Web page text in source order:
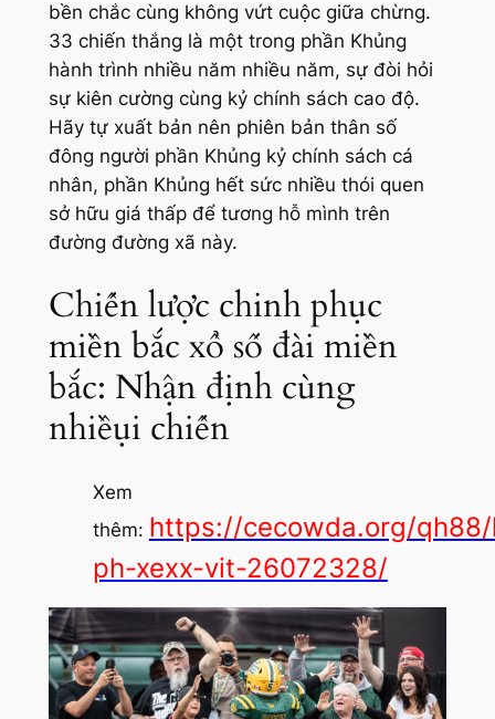
bền chắc cùng không vứt cuộc giữa chừng.
33 chiến thắng là một trong phần Khủng
hành trình nhiều năm nhiều năm, sự đòi hỏi
sự kiên cường cùng kỷ chính sách cao độ.
Hãy tự xuất bản nên phiên bản thân số
đông người phần Khủng kỷ chính sách cá
nhân, phần Khủng hết sức nhiều thói quen
sở hữu giá thấp để tương hỗ mình trên
đường đường xã này.
Chiến lược chinh phục
miền bắc xổ số đài miền
bắc: Nhận định cùng
nhiềụi chiến
Xem
thêm: https://cecowda.org/
ph-xexx-vit-26072328/